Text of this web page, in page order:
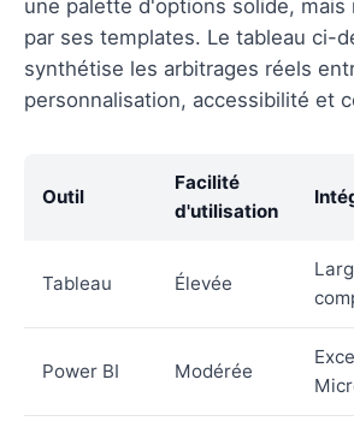
une palette d'options solide,
par ses templates. Le tableau ci-
synthétise les arbitrages réels
personnalisation, accessibilité et
Outil
Facilité
d'utilisation
Tableau Élevée
Power BI Modérée